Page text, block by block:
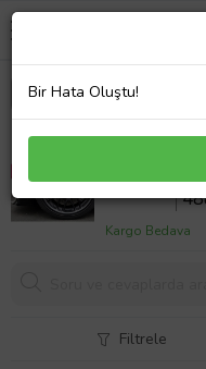
Lexus RX300
4 Parça Ön
Kargo Bedava
Filtrele
Bir Hata Oluştu!